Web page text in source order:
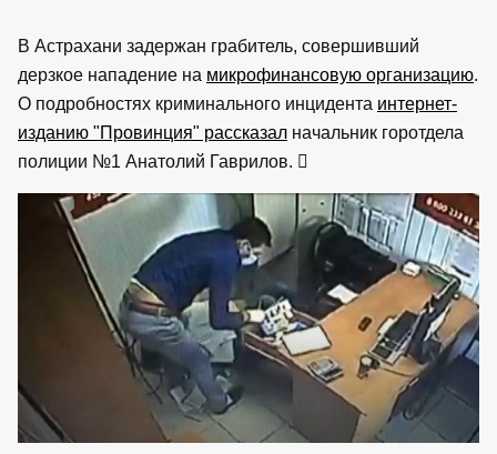
В Астрахани задержан грабитель, совершивший
дерзкое нападение на микрофинансовую организацию.
О подробностях криминального инцидента интернет-
изданию "Провинция" рассказал начальник горотдела
полиции №1 Анатолий Гаврилов.